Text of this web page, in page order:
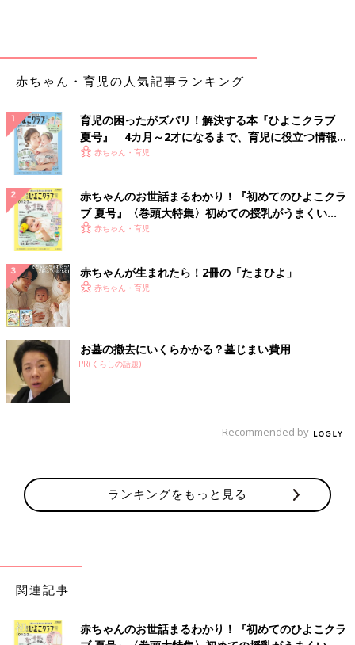
赤ちゃん・育児の人気記事ランキング
育児の困ったがズバリ！解決する本『ひよこクラブ
夏号』 4カ月～2才になるまで、育児に役立つ情報が
いっぱい！
赤ちゃん・育児
赤ちゃんのお世話まるわかり！『初めてのひよこクラ
ブ 夏号』〈巻頭大特集〉初めての授乳がうまくい
く！ おっぱい・ミルクの基本と夏のトラブル 解決テ
赤ちゃん・育児
赤ちゃんが生まれたら！2冊の「たまひよ」
赤ちゃん・育児
お墓の撤去にいくらかかる？墓じまい費用
PR(くらしの話題)
Recommended by
ランキングをもっと見る
関連記事
赤ちゃんのお世話まるわかり！『初めてのひよこクラ